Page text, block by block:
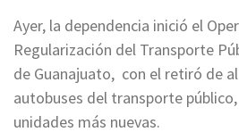
Ayer, la dependencia inició el
Regularización del Transporte
de Guanajuato, con el retiró de
autobuses del transporte
unidades más nuevas.